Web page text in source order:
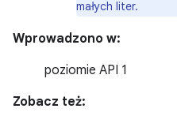
małych liter.
Wprowadzono w:
poziomie API 1
Zobacz też: